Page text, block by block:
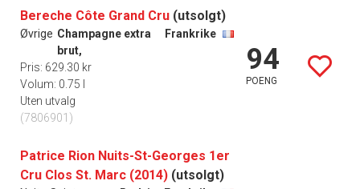
Bereche Côte Grand Cru (utsolgt)
Øvrige Champagne extra
brut,
Frankrike
Pris: 629.30 kr
Volum: 0.75 l
Uten utvalg
(7806901)
94
POENG
Patrice Rion Nuits-St-Georges 1er
Cru Clos St. Marc (2014) (utsolgt)